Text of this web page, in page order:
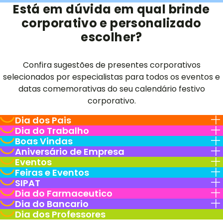
Está em dúvida em qual brinde
corporativo e personalizado
escolher?
Confira sugestões de presentes corporativos
selecionados por especialistas para todos os eventos e
datas comemorativas do seu calendário festivo
corporativo.
Dia dos Pais
Dia do Trabalho
Boas Vindas
Aniversário de Empresa
Eventos
Feiras e Eventos
SIPAT
Dia do Farmaceutico
Dia do Bancario
Dia dos Professores